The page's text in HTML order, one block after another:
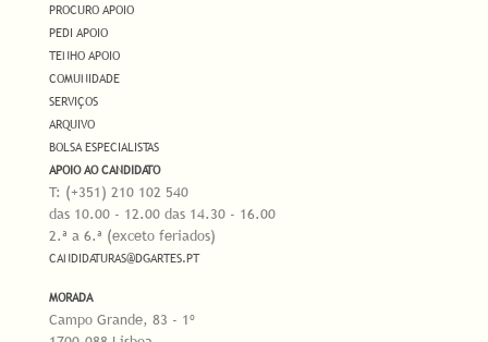
PROCURO APOIO
PEDI APOIO
TENHO APOIO
COMUNIDADE
SERVIÇOS
ARQUIVO
BOLSA ESPECIALISTAS
APOIO AO CANDIDATO
T: (+351) 210 102 540
das 10.00 - 12.00 das 14.30 - 16.00
2.ª a 6.ª (exceto feriados)
CANDIDATURAS@DGARTES.PT
MORADA
Campo Grande, 83 - 1º